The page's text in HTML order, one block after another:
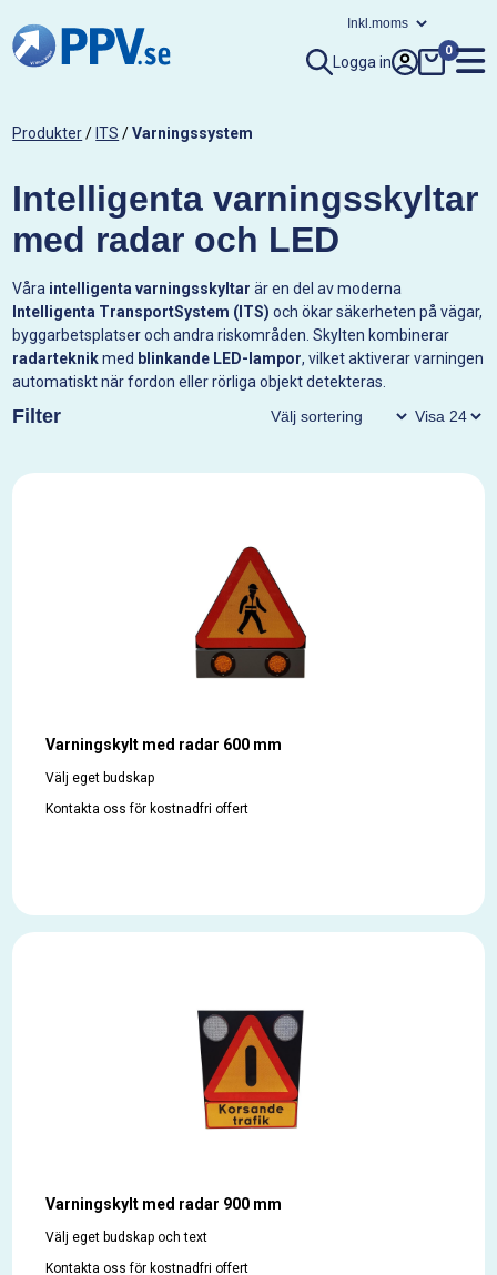
Logga in
0
Produkter/ ITS /Varningssystem
Intelligenta varningsskyltar
med radar och LED
Våra intelligenta varningsskyltar är en del av moderna
Intelligenta TransportSystem (ITS) och ökar säkerheten på vägar,
byggarbetsplatser och andra riskområden. Skylten kombinerar
radarteknikmed blinkande LED-lampor, vilket aktiverar varningen
automatiskt när fordon eller rörliga objekt detekteras.
Filter
Varningskylt med radar 600 mm
Välj eget budskap
Kontakta oss för kostnadfri offert
Varningskylt med radar 900 mm
Välj eget budskap och text
Kontakta oss för kostnadfri offert